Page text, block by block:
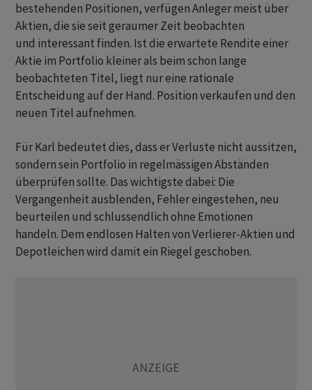
bestehenden Positionen, verfügen Anleger meist über
Aktien, die sie seit geraumer Zeit beobachten
und interessant finden. Ist die erwartete Rendite einer
Aktie im Portfolio kleiner als beim schon lange
beobachteten Titel, liegt nur eine rationale
Entscheidung auf der Hand. Position verkaufen und den
neuen Titel aufnehmen.
Für Karl bedeutet dies, dass er Verluste nicht aussitzen,
sondern sein Portfolio in regelmässigen Abständen
überprüfen sollte. Das wichtigste dabei: Die
Vergangenheit ausblenden, Fehler eingestehen, neu
beurteilen und schlussendlich ohne Emotionen
handeln. Dem endlosen Halten von Verlierer-Aktien und
Depotleichen wird damit ein Riegel geschoben.